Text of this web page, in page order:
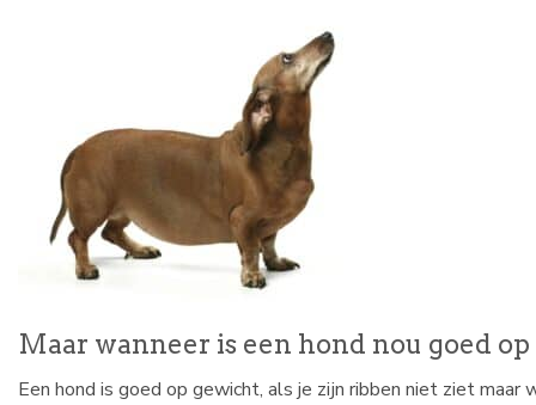
Maar wanneer is een hond nou goed
Een hond is goed op gewicht, als je zijn ribben niet ziet maar